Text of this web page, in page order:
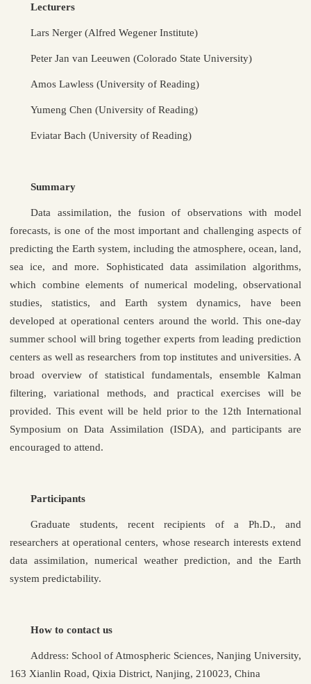
Lecturers
Lars Nerger (Alfred Wegener Institute)
Peter Jan van Leeuwen (Colorado State University)
Amos Lawless (University of Reading)
Yumeng Chen (University of Reading)
Eviatar Bach (University of Reading)
Summary
Data assimilation, the fusion of observations with model
forecasts, is one of the most important and challenging aspects of
predicting the Earth system, including the atmosphere, ocean, land,
sea ice, and more. Sophisticated data assimilation algorithms,
which combine elements of numerical modeling, observational
studies, statistics, and Earth system dynamics, have been
developed at operational centers around the world. This one-day
summer school will bring together experts from leading prediction
centers as well as researchers from top institutes and universities. A
broad overview of statistical fundamentals, ensemble Kalman
filtering, variational methods, and practical exercises will be
provided. This event will be held prior to the 12th International
Symposium on Data Assimilation (ISDA), and participants are
encouraged to attend.
Participants
Graduate students, recent recipients of a Ph.D., and
researchers at operational centers, whose research interests extend
data assimilation, numerical weather prediction, and the Earth
system predictability.
How to contact us
Address: School of Atmospheric Sciences, Nanjing University,
163 Xianlin Road, Qixia District, Nanjing, 210023, China